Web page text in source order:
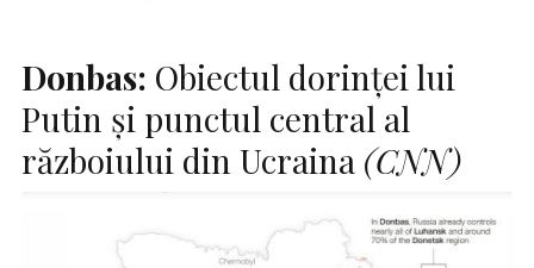
Donbas: Obiectul dorinței lui
Putin și punctul central al
războiului din Ucraina (CNN)